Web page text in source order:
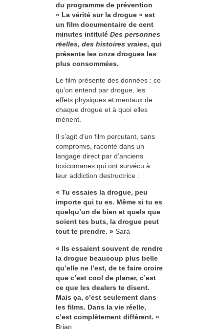
du programme de prévention
« La vérité sur la drogue » est
un film documentaire de cent
minutes intitulé Des personnes
réelles, des histoires vraies, qui
présente les onze drogues les
plus consommées.
Le film présente des données : ce
qu’on entend par drogue, les
effets physiques et mentaux de
chaque drogue et à quoi elles
mènent.
Il s’agit d’un film percutant, sans
compromis, raconté dans un
langage direct par d’anciens
toxicomanes qui ont survécu à
leur addiction destructrice :
« Tu essaies la drogue, peu
importe qui tu es. Même si tu es
quelqu’un de bien et quels que
soient tes buts, la drogue peut
tout te prendre. » Sara
« Ils essaient souvent de rendre
la drogue beaucoup plus belle
qu’elle ne l’est, de te faire croire
que c’est cool de planer, c’est
ce que les dealers te disent.
Mais ça, c’est seulement dans
les films. Dans la vie réelle,
c’est complètement différent. »
Brian